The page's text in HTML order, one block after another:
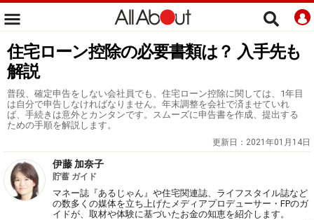
住宅ローン控除の必要書類は？ 入手先も
解説
普段、確定申告をしない会社員でも、住宅ローン控除に関しては、1年目
は自分で申告しなければなりません。年末調整を会社で済ませていれ
ば、手続きは意外とカンタンです。スムーズに申告書を作成、提出する
ための手順を解説します。
更新日： 2021年01月14日
伊藤 加奈子
貯蓄 ガイド
マネー誌『あるじゃん』や住宅関連誌、ライフスタイル誌など
の数多くの媒体を立ち上げたメディアプロデューサー・FPのガ
イドが、取材や体験に基づいたお金の知恵を紹介します。